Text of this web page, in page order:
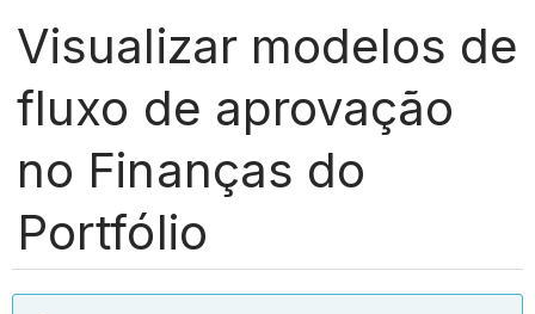
Visualizar modelos de
fluxo de aprovação
no Finanças do
Portfólio